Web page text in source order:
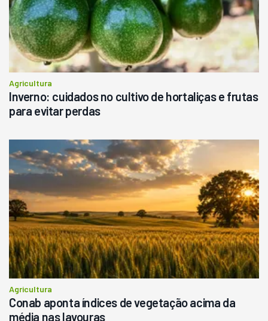
Agricultura
Inverno: cuidados no cultivo de hortaliças e frutas
para evitar perdas
Agricultura
Conab aponta índices de vegetação acima da
média nas lavouras